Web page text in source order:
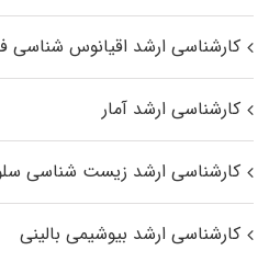
کارشناسی ارشد اقیانوس‌ شناسی
کارشناسی ارشد آمار
کارشناسی ارشد زیست شناسی
کارشناسی ارشد بیوشیمی بالینی